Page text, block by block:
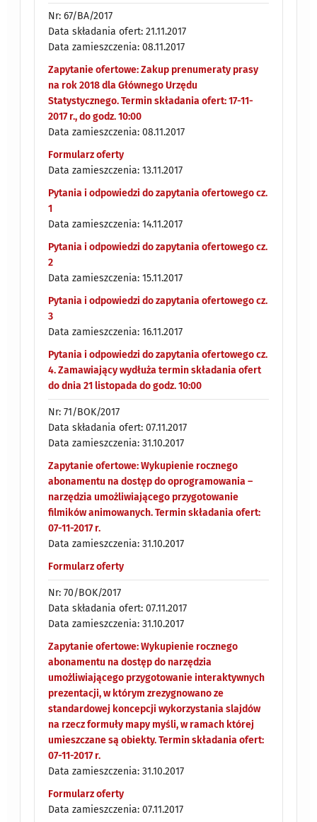
Nr: 67/BA/2017
Data składania ofert: 21.11.2017
Data zamieszczenia: 08.11.2017
Zapytanie ofertowe: Zakup prenumeraty prasy
na rok 2018 dla Głównego Urzędu
Statystycznego. Termin składania ofert: 17-11-
2017 r., do godz. 10:00
Data zamieszczenia: 08.11.2017
Formularz oferty
Data zamieszczenia: 13.11.2017
Pytania i odpowiedzi do zapytania ofertowego cz.
1
Data zamieszczenia: 14.11.2017
Pytania i odpowiedzi do zapytania ofertowego cz.
2
Data zamieszczenia: 15.11.2017
Pytania i odpowiedzi do zapytania ofertowego cz.
3
Data zamieszczenia: 16.11.2017
Pytania i odpowiedzi do zapytania ofertowego cz.
4. Zamawiający wydłuża termin składania ofert
do dnia 21 listopada do godz. 10:00
Nr: 71/BOK/2017
Data składania ofert: 07.11.2017
Data zamieszczenia: 31.10.2017
Zapytanie ofertowe: Wykupienie rocznego
abonamentu na dostęp do oprogramowania –
narzędzia umożliwiającego przygotowanie
filmików animowanych. Termin składania ofert:
07-11-2017 r.
Data zamieszczenia: 31.10.2017
Formularz oferty
Nr: 70/BOK/2017
Data składania ofert: 07.11.2017
Data zamieszczenia: 31.10.2017
Zapytanie ofertowe: Wykupienie rocznego
abonamentu na dostęp do narzędzia
umożliwiającego przygotowanie interaktywnych
prezentacji, w którym zrezygnowano ze
standardowej koncepcji wykorzystania slajdów
na rzecz formuły mapy myśli, w ramach której
umieszczane są obiekty. Termin składania ofert:
07-11-2017 r.
Data zamieszczenia: 31.10.2017
Formularz oferty
Data zamieszczenia: 07.11.2017